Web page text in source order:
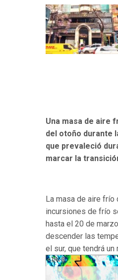
Una masa de aire
del otoño durante
que prevaleció
marcar la
La masa de aire
incursiones de frío
hasta el 20 de
descender las
el sur, que tendrá